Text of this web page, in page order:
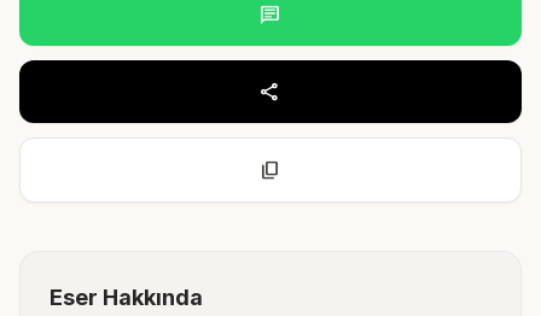
chat
share
content_copy
Eser Hakkında